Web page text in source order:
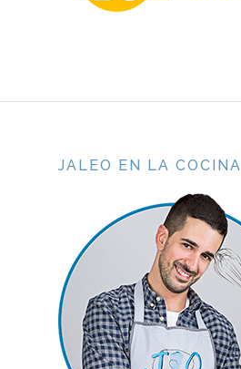
JALEO EN LA COCINA